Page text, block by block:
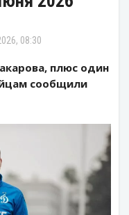
08:30
плюс один
сообщили